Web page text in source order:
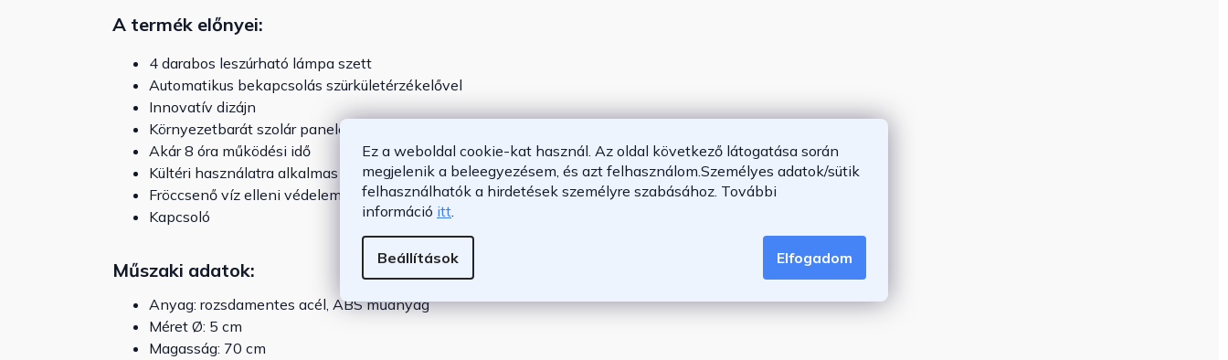
Ez a weboldal cookie-kat használ. Az oldal következő látogatása során
megjelenik a beleegyezésem, és azt felhasználom.Személyes adatok/sütik
felhasználhatók a hirdetések személyre szabásához. További
információ itt.
Beállítások Elfogadom
A termék előnyei:
4 darabos leszúrható lámpa szett
Automatikus bekapcsolás szürkületérzékelővel
Innovatív dizájn
Környezetbarát szolár panelek
Akár 8 óra működési idő
Kültéri használatra alkalmas
Fröccsenő víz elleni védelem, IP44 védelmi osztály
Kapcsoló
Műszaki adatok:
Anyag: rozsdamentes acél, ABS műanyag
Méret Ø: 5 cm
Magasság: 70 cm